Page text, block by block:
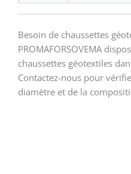
Besoin de chaussettes
PROMAFORSOVEMA
chaussettes géotextiles
Contactez-nous pour
diamètre et de la